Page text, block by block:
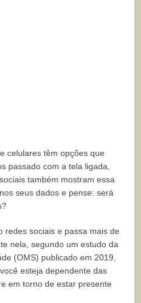
celulares têm opções que
passado com a tela ligada,
também mostram essa
seus dados e pense: será
redes sociais e passa mais de
nela, segundo um estudo da
(OMS) publicado em 2019,
esteja dependente das
em torno de estar presente